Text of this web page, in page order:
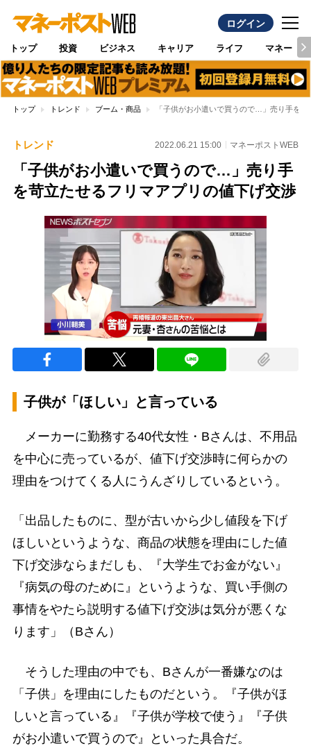
ログイン
トップ 投資 ビジネス キャリア ライフ マネー
トップ トレンド ブーム・商品 「子供がお小遣いで買うので…」売り手を
トレンド 2022.06.21 15:00 マネーポストWEB
「子供がお小遣いで買うので…」売り手
を苛立たせるフリマアプリの値下げ交渉
子供が「ほしい」と言っている
メーカーに勤務する40代女性・Bさんは、不用品
を中心に売っているが、値下げ交渉時に何らかの
理由をつけてくる人にうんざりしているという。
「出品したものに、型が古いから少し値段を下げ
ほしいというような、商品の状態を理由にした値
下げ交渉ならまだしも、『大学生でお金がない』
『病気の母のために』というような、買い手側の
事情をやたら説明する値下げ交渉は気分が悪くな
ります」（Bさん）
そうした理由の中でも、Bさんが一番嫌なのは
「子供」を理由にしたものだという。『子供がほ
しいと言っている』『子供が学校で使う』『子供
がお小遣いで買うので』といった具合だ。